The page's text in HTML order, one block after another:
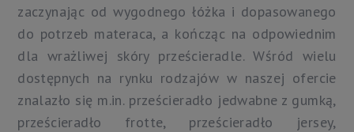
zaczynając od wygodnego łóżka i dopasowanego
do potrzeb materaca, a kończąc na odpowiednim
dla wrażliwej skóry prześcieradle. Wśród wielu
dostępnych na rynku rodzajów w naszej ofercie
znalazło się m.in. prześcieradło jedwabne z gumką,
prześcieradło frotte, prześcieradło jersey,